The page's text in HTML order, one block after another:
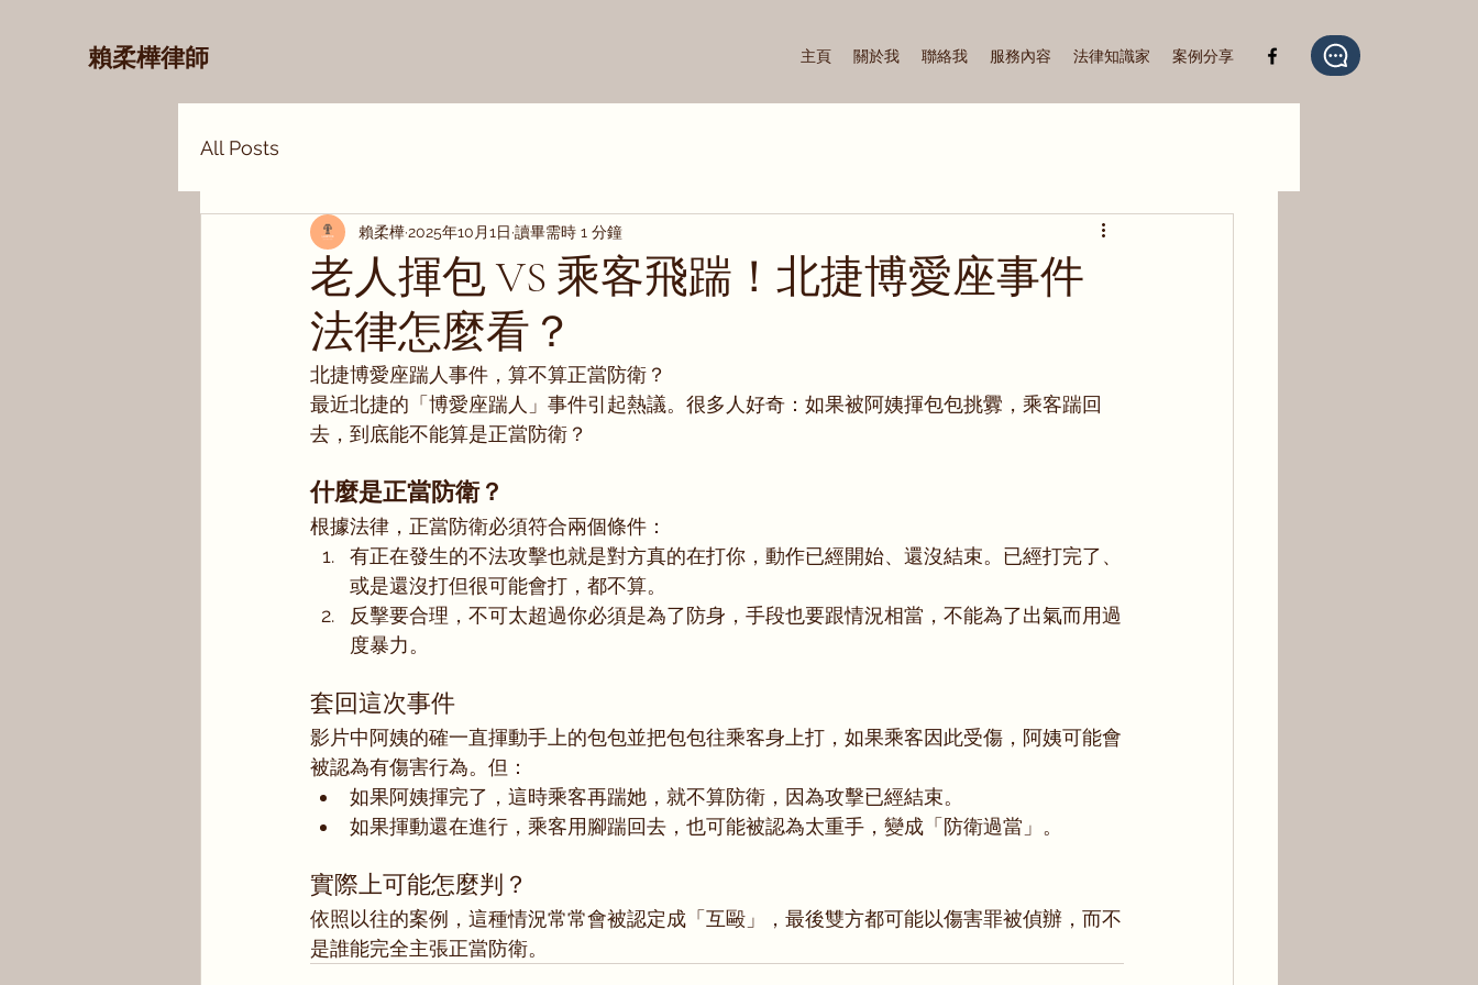
賴柔樺律師 主頁 關於我 聯絡我 服務內容 法律知識家 案例分享
All Posts
老人揮包 VS 乘客飛踹！北捷博愛座事件
法律怎麼看？
賴柔樺2025年10月1日 讀畢需時 1 分鐘
北捷博愛座踹人事件，算不算正當防衛？
最近北捷的「博愛座踹人」事件引起熱議。很多人好奇：如果被阿姨揮包包挑釁，乘客踹回
去，到底能不能算是正當防衛？
什麼是正當防衛？
根據法律，正當防衛必須符合兩個條件：
有正在發生的不法攻擊也就是對方真的在打你，動作已經開始、還沒結束。已經打完了、
或是還沒打但很可能會打，都不算。
反擊要合理，不可太超過你必須是為了防身，手段也要跟情況相當，不能為了出氣而用過
度暴力。
套回這次事件
影片中阿姨的確一直揮動手上的包包並把包包往乘客身上打，如果乘客因此受傷，阿姨可能會
被認為有傷害行為。但：
如果阿姨揮完了，這時乘客再踹她，就不算防衛，因為攻擊已經結束。
如果揮動還在進行，乘客用腳踹回去，也可能被認為太重手，變成「防衛過當」。
實際上可能怎麼判？
依照以往的案例，這種情況常常會被認定成「互毆」，最後雙方都可能以傷害罪被偵辦，而不
是誰能完全主張正當防衛。